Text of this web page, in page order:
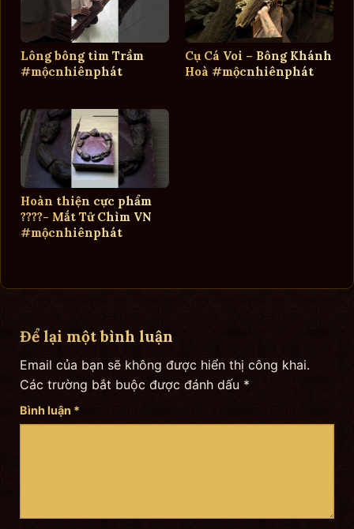
Lông bông tìm Trầm
#mộcnhiênphát
Cụ Cá Voi – Bông Khánh
Hoà #mộcnhiênphát
Hoàn thiện cực phẩm
????- Mắt Tử Chìm VN
#mộcnhiênphát
Để lại một bình luận
Email của bạn sẽ không được hiển thị công khai.
Các trường bắt buộc được đánh dấu *
Bình luận *